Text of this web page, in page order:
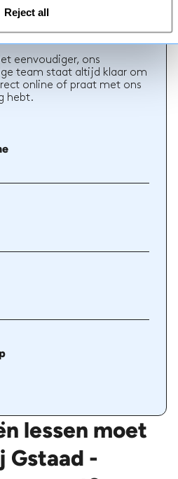
Reject all
eenvoudiger, ons
team staat altijd klaar om
online of praat met ons
hebt.
lessen moet
Gstaad -